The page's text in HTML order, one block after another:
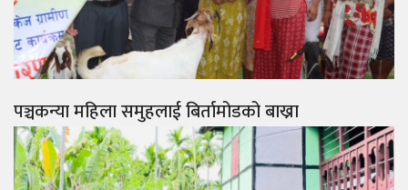
पञ्चकन्या महिला समुहलाई बिर्तामोडको बाख्रा